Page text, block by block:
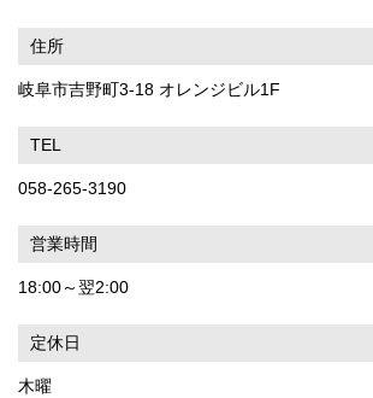
住所
岐阜市吉野町3-18 オレンジビル1F
TEL
058-265-3190
営業時間
18:00～翌2:00
定休日
木曜